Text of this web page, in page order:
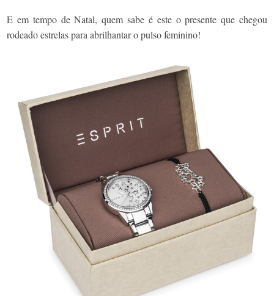
E em tempo de Natal, quem sabe é este o presente que chegou
rodeado estrelas para abrilhantar o pulso feminino!